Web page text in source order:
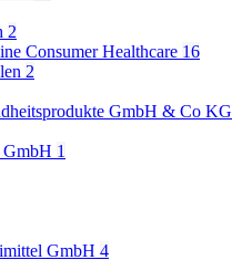
2
Consumer Healthcare 16
2
GmbH & Co KG
GmbH 1
GmbH 4